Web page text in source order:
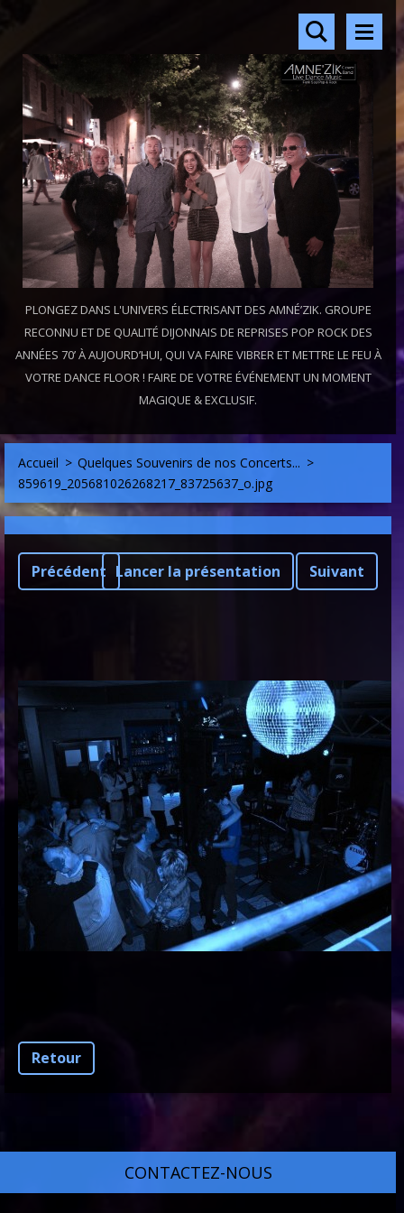
PLONGEZ DANS L'UNIVERS ÉLECTRISANT DES AMNÉ’ZIK. GROUPE
RECONNU ET DE QUALITÉ DIJONNAIS DE REPRISES POP ROCK DES
ANNÉES 70’ À AUJOURD’HUI, QUI VA FAIRE VIBRER ET METTRE LE FEU À
VOTRE DANCE FLOOR ! FAIRE DE VOTRE ÉVÉNEMENT UN MOMENT
MAGIQUE & EXCLUSIF.
Accueil > Quelques Souvenirs de nos Concerts... >
859619_205681026268217_83725637_o.jpg
Précédent Lancer la présentation Suivant
Retour
CONTACTEZ-NOUS